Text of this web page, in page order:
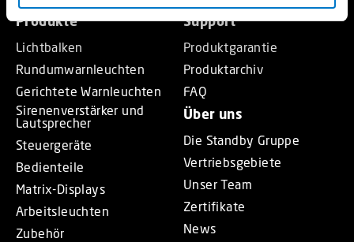
Produkte
Lichtbalken
Rundumwarnleuchten
Gerichtete Warnleuchten
Sirenenverstärker und
Lautsprecher
Steuergeräte
Bedienteile
Matrix-Displays
Arbeitsleuchten
Zubehör
Support
Produktgarantie
Produktarchiv
FAQ
Über uns
Die Standby Gruppe
Vertriebsgebiete
Unser Team
Zertifikate
News